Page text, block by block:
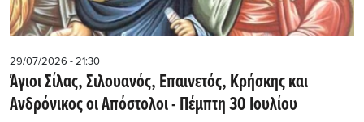
29/07/2026 - 21:30
Άγιοι Σίλας, Σιλουανός, Επαινετός, Κρήσκης και
Ανδρόνικος οι Απόστολοι - Πέμπτη 30 Ιουλίου